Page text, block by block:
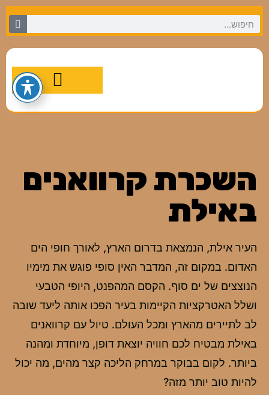
השכרת קרוואנים
באילת
העיר אילת, הנמצאת בדרום הארץ, לאורך חופי הים
האדום. במקום זה, המדבר האין סופי פוגש את מימיו
הנוצצים של ים סוף. הקסם המהפנט, היופי הטבעי
ושלל האטרקציות הקיימות בעיר הפכו אותה ליעד שובה
לב לתיירים מהארץ ומכל העולם. טיול עם קרוואנים
באילת מבטיח לכם חוויה יוצאת דופן, מיוחדת ומהנה
ביותר. לקום בבוקר במרחק הליכה קצר מהים, מה יכול
להיות טוב יותר מזה?